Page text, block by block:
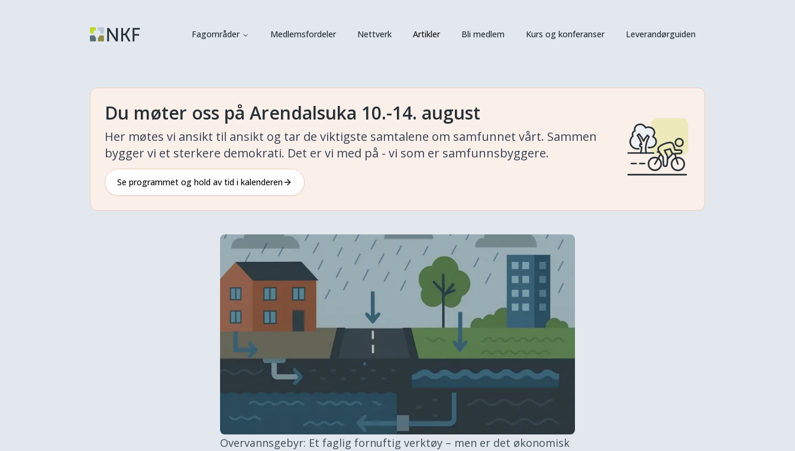
Fagområder Medlemsfordeler Nettverk Artikler Bli medlem Kurs og konferanser Leverandørguiden
Du møter oss på Arendalsuka 10.-14. august
Her møtes vi ansikt til ansikt og tar de viktigste samtalene om samfunnet vårt. Sammen
bygger vi et sterkere demokrati. Det er vi med på - vi som er samfunnsbyggere.
Se programmet og hold av tid i kalenderen
Overvannsgebyr: Et faglig fornuftig verktøy – men er det økonomisk